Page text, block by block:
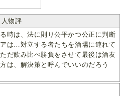
人物評
時は、法に則り公平かつ公正に判断
は…対立する者たちを酒場に連れて
だ飲み比べ勝負をさせて最後は酒友
は、解決策と呼んでいいのだろう